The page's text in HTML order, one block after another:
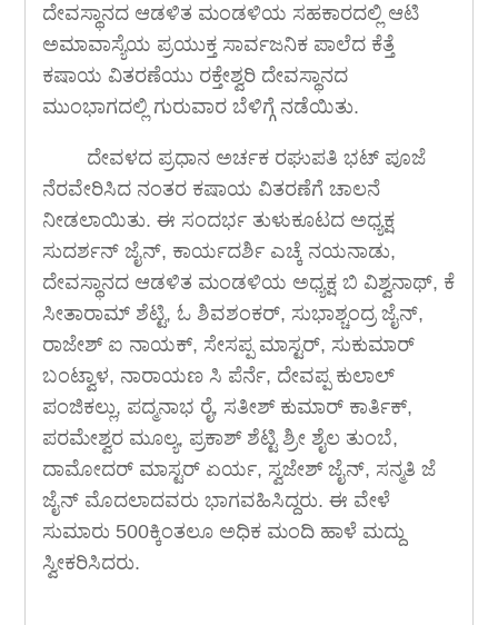
ದೇವಸ್ಥಾನದ ಆಡಳಿತ ಮಂಡಳಿಯ ಸಹಕಾರದಲ್ಲಿ ಆಟಿ
ಅಮಾವಾಸ್ಯೆಯ ಪ್ರಯುಕ್ತ ಸಾರ್ವಜನಿಕ ಪಾಲೆದ ಕೆತ್ತೆ
ಕಷಾಯ ವಿತರಣೆಯು ರಕ್ತೇಶ್ವರಿ ದೇವಸ್ಥಾನದ
ಮುಂಭಾಗದಲ್ಲಿ ಗುರುವಾರ ಬೆಳಿಗ್ಗೆ ನಡೆಯಿತು.
ದೇವಳದ ಪ್ರಧಾನ ಅರ್ಚಕ ರಘುಪತಿ ಭಟ್ ಪೂಜೆ
ನೆರವೇರಿಸಿದ ನಂತರ ಕಷಾಯ ವಿತರಣೆಗೆ ಚಾಲನೆ
ನೀಡಲಾಯಿತು. ಈ ಸಂದರ್ಭ ತುಳುಕೂಟದ ಅಧ್ಯಕ್ಷ
ಸುದರ್ಶನ್ ಜೈನ್, ಕಾರ್ಯದರ್ಶಿ ಎಚ್ಕೆ ನಯನಾಡು,
ದೇವಸ್ಥಾನದ ಆಡಳಿತ ಮಂಡಳಿಯ ಅಧ್ಯಕ್ಷ ಬಿ ವಿಶ್ವನಾಥ್, ಕೆ
ಸೀತಾರಾಮ್ ಶೆಟ್ಟಿ, ಓ ಶಿವಶಂಕರ್, ಸುಭಾಶ್ಚಂದ್ರ ಜೈನ್,
ರಾಜೇಶ್ ಐ ನಾಯಕ್, ಸೇಸಪ್ಪ ಮಾಸ್ಟರ್, ಸುಕುಮಾರ್
ಬಂಟ್ವಾಳ, ನಾರಾಯಣ ಸಿ ಪೆರ್ನೆ, ದೇವಪ್ಪ ಕುಲಾಲ್
ಪಂಜಿಕಲ್ಲು, ಪದ್ಮನಾಭ ರೈ, ಸತೀಶ್ ಕುಮಾರ್ ಕಾರ್ತಿಕ್,
ಪರಮೇಶ್ವರ ಮೂಲ್ಯ, ಪ್ರಕಾಶ್ ಶೆಟ್ಟಿ ಶ್ರೀ ಶೈಲ ತುಂಬೆ,
ದಾಮೋದರ್ ಮಾಸ್ಟರ್ ಏರ್ಯ, ಸ್ವಜೇಶ್ ಜೈನ್, ಸನ್ಮತಿ ಜೆ
ಜೈನ್ ಮೊದಲಾದವರು ಭಾಗವಹಿಸಿದ್ದರು. ಈ ವೇಳೆ
ಸುಮಾರು 500ಕ್ಕಿಂತಲೂ ಅಧಿಕ ಮಂದಿ ಹಾಳೆ ಮದ್ದು
ಸ್ವೀಕರಿಸಿದರು.